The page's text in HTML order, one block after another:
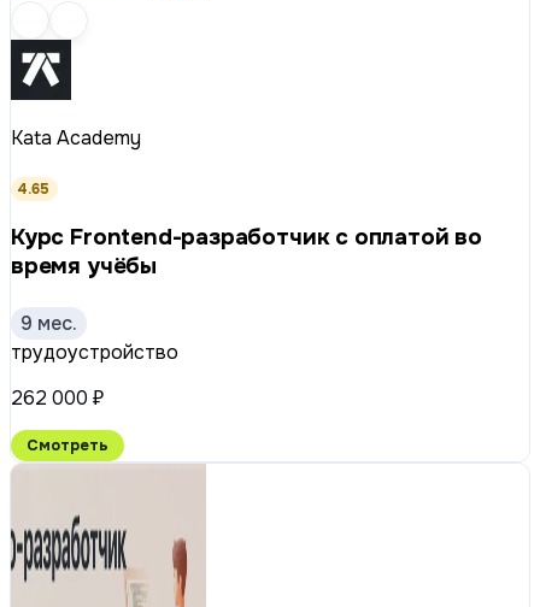
Kata Academy
4.65
Курс Frontend-разработчик с оплатой во
время учёбы
9 мес.
трудоустройство
262 000 ₽
Смотреть